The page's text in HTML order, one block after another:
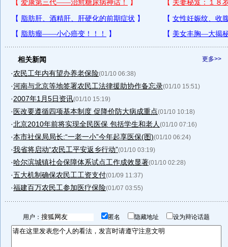
更多>>
相关新闻
·农民工年内有望办养老保险(01/10 06:38)
·河南与北京等地签署农民工法律援助协作备忘录(01/10 15:51)
·2007年1月5日资讯(01/10 15:19)
· 医改要遵循四项基本制度 促降价防大病成重点(01/10 10:18)
·北京2010年前将实现全民医保 包括学生和老人 (01/10 07:16)
·本市社保局局长:“一老一小”今年起享医保(图)(01/10 06:24)
·我省将启动“农民工平安返乡行动”(01/10 03:19)
·哈尔滨城镇社会保障体系试点工作成效显著(01/10 02:28)
·五大机制确保农民工工资支付(01/09 11:37)
·福建百万农民工参加医疗保险(01/07 03:55)
用户： 匿名 隐藏地址 设为辩论话题